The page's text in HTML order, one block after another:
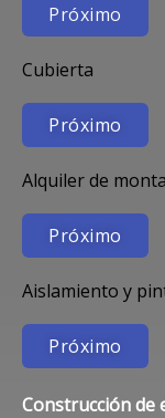
Próximo
Cubierta
Próximo
Alquiler de
Próximo
Aislamiento y
Próximo
Construcción de